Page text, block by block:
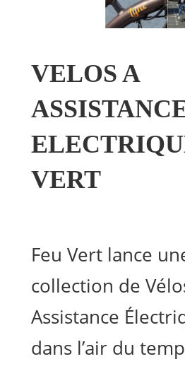
VELOS A
VERT
Feu Vert lance
collection de
Assistance
dans l’air du